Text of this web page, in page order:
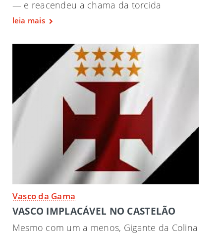
— e reacendeu a chama da torcida
leia mais
Vasco da Gama
VASCO IMPLACÁVEL NO CASTELÃO
Mesmo com um a menos, Gigante da Colina